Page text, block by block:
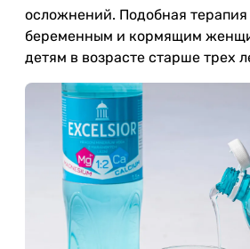
осложнений. Подобная
беременным и кормящим
детям в возрасте старше трех